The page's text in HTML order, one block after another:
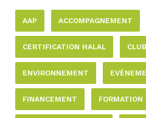
AAP ACCOMPAGNEMENT
CERTIFICATION HALAL CLUB
ENVIRONNEMENT
FINANCEMENT FORMATION